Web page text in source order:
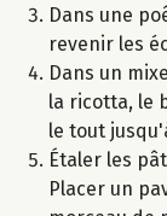
Dans une
revenir les
Dans un
la ricotta, le
le tout
Étaler les
Placer un